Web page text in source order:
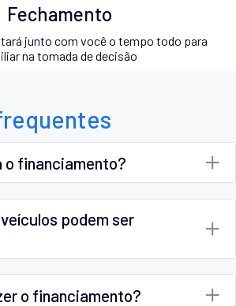
Fechamento
junto com você o tempo todo para
na tomada de decisão
o financiamento?
podem ser
o financiamento?